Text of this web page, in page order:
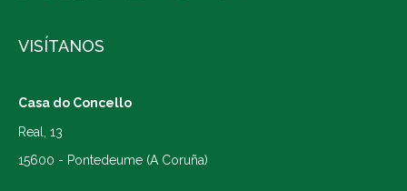
VISÍTANOS
Casa do Concello
Real, 13
15600 - Pontedeume (A Coruña)